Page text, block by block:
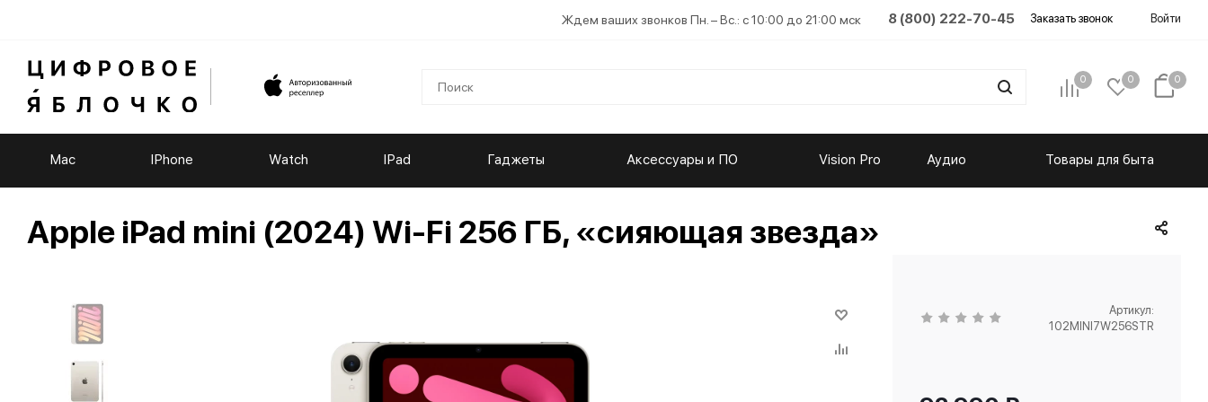
Войти
8 (800) 222-70-45 Заказать звонок
Ждем ваших звонков Пн. – Вс.: с 10:00 до 21:00 мск
0 0 0
Mac IPhone Watch IPad Гаджеты Аксессуары и ПО Vision Pro Аудио Товары для быта
Apple iPad mini (2024) Wi-Fi 256 ГБ, «сияющая звезда»
Артикул:
102MINI7W256STR